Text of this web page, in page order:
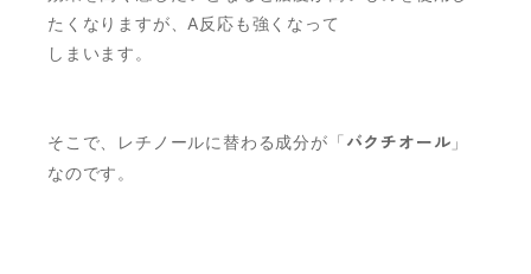
たくなりますが、A反応も強くなって
しまいます。
そこで、レチノールに替わる成分が「バクチオール 」
なのです。